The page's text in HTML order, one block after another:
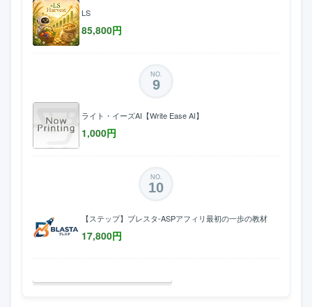
LS
85,800円
NO.
9
ライト・イーズAI【Write Ease AI】
1,000円
NO.
10
【ステップ】ブレスタ-ASPアフィリ最初の一歩の教材
17,800円